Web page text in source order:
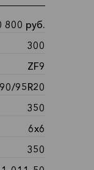
800 руб.
300
ZF9
95R20
350
6х6
350